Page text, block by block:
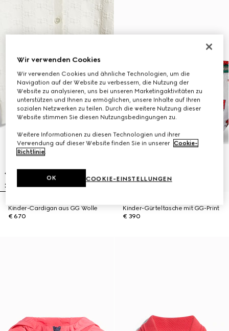
Kinder-Cardigan aus GG Wolle
€ 670
Kinder-Gürteltasche mit GG-Print
€ 390
Wir verwenden Cookies
Wir verwenden Cookies und ähnliche Technologien, um die
Navigation auf der Website zu verbessern, die Nutzung der
Website zu analysieren, uns bei unseren Marketingaktivitäten zu
unterstützen und Ihnen zu ermöglichen, unsere Inhalte auf Ihren
sozialen Netzwerken zu teilen. Durch die weitere Nutzung dieser
Website stimmen Sie diesen Nutzungsbedingungen zu.
Weitere Informationen zu diesen Technologien und ihrer
Verwendung auf dieser Website finden Sie in unserer Cookie-
Richtlinie.
COOKIE-EINSTELLUNGEN
OK